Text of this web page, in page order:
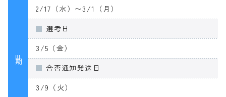
Ⅲ期
2/17（水）〜3/1（月）
選考日
3/5（金）
合否通知発送日
3/9（火）